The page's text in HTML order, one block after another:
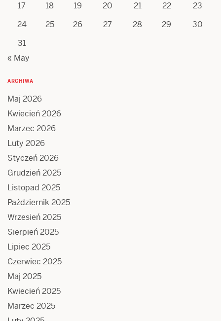
17
18 19 20 21 22
23
24
25 26 27 28 29
30
31
« May
ARCHIWA
Maj 2026
Kwiecień 2026
Marzec 2026
Luty 2026
Styczeń 2026
Grudzień 2025
Listopad 2025
Październik 2025
Wrzesień 2025
Sierpień 2025
Lipiec 2025
Czerwiec 2025
Maj 2025
Kwiecień 2025
Marzec 2025